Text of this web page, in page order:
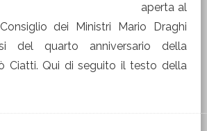
aperta al
dei Ministri Mario Draghi
del quarto anniversario della
Ciatti. Qui di seguito il testo della